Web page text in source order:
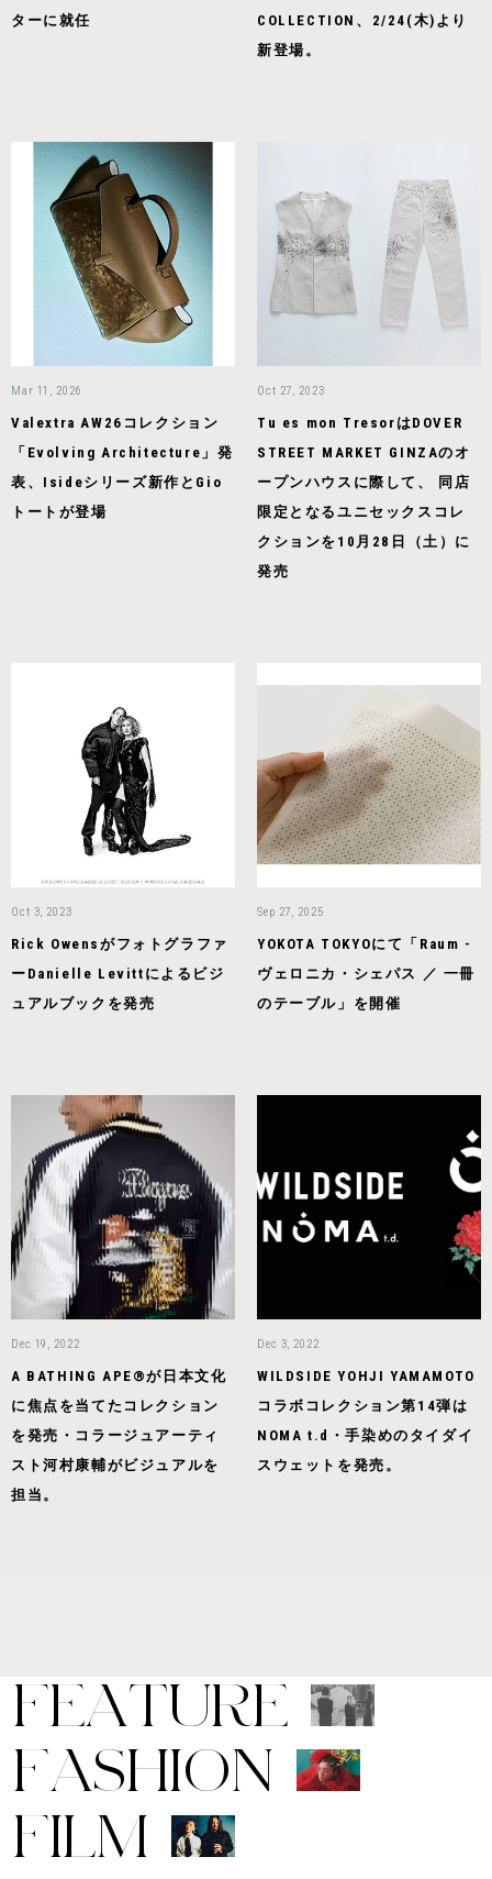
ターに就任
COLLECTION、2/24(木)より
新登場。
Mar 11, 2026
Valextra AW26コレクション
「Evolving Architecture」発
表、Isideシリーズ新作とGio
トートが登場
Oct 27, 2023
Tu es mon TresorはDOVER
STREET MARKET GINZAのオ
ープンハウスに際して、 同店
限定となるユニセックスコレ
クションを10月28日（土）に
発売
Oct 3, 2023
Rick Owensがフォトグラファ
ーDanielle Levittによるビジ
ュアルブックを発売
Sep 27, 2025
YOKOTA TOKYOにて「Raum -
ヴェロニカ・シェパス ／ 一冊
のテーブル」を開催
Dec 19, 2022
A BATHING APE®が日本文化
に焦点を当てたコレクション
を発売・コラージュアーティ
スト河村康輔がビジュアルを
担当。
Dec 3, 2022
WILDSIDE YOHJI YAMAMOTO
コラボコレクション第14弾は
NOMA t.d・手染めのタイダイ
スウェットを発売。
FEATURE
FASHION
FILM